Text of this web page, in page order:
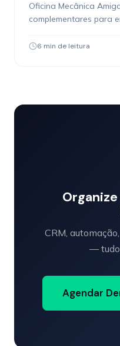
Oficina Mecânica
complementares para
6 min de leitura
CRM,
— tudo
Agendar